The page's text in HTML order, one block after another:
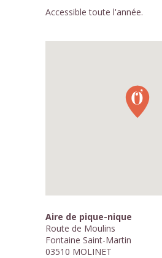
Accessible toute l'année.
Aire de pique-nique
Route de Moulins
Fontaine Saint-Martin
03510 MOLINET